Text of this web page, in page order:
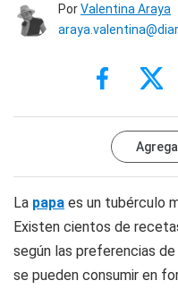
PorValentina Araya
La papa es un tubérculo
Existen cientos de
según las preferencias
se pueden consumir en